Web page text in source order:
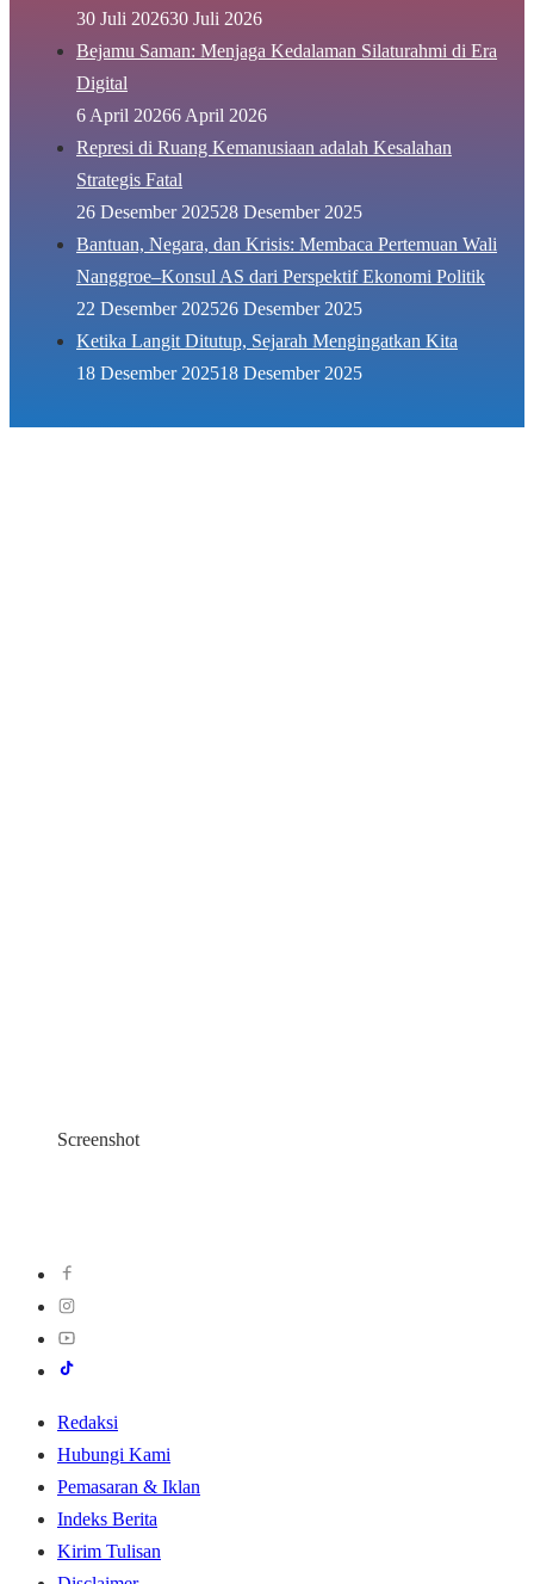
30 Juli 202630 Juli 2026
Bejamu Saman: Menjaga Kedalaman Silaturahmi di Era
Digital
6 April 20266 April 2026
Represi di Ruang Kemanusiaan adalah Kesalahan
Strategis Fatal
26 Desember 202528 Desember 2025
Bantuan, Negara, dan Krisis: Membaca Pertemuan Wali
Nanggroe–Konsul AS dari Perspektif Ekonomi Politik
22 Desember 202526 Desember 2025
Ketika Langit Ditutup, Sejarah Mengingatkan Kita
18 Desember 202518 Desember 2025
Screenshot
Redaksi
Hubungi Kami
Pemasaran & Iklan
Indeks Berita
Kirim Tulisan